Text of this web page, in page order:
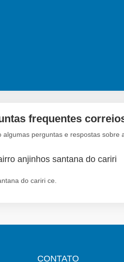
frequentes
algumas perguntas e respostas sobre
anjinhos santana do cariri
do cariri ce.
CONTATO